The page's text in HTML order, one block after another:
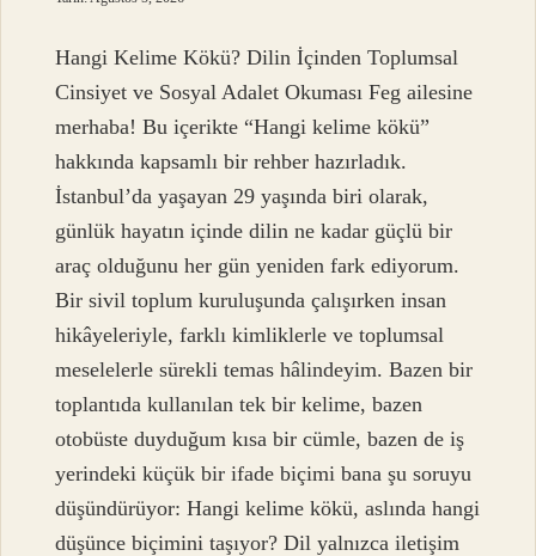
Hangi Kelime Kökü? Dilin İçinden Toplumsal
Cinsiyet ve Sosyal Adalet Okuması Feg ailesine
merhaba! Bu içerikte “Hangi kelime kökü”
hakkında kapsamlı bir rehber hazırladık.
İstanbul’da yaşayan 29 yaşında biri olarak,
günlük hayatın içinde dilin ne kadar güçlü bir
araç olduğunu her gün yeniden fark ediyorum.
Bir sivil toplum kuruluşunda çalışırken insan
hikâyeleriyle, farklı kimliklerle ve toplumsal
meselelerle sürekli temas hâlindeyim. Bazen bir
toplantıda kullanılan tek bir kelime, bazen
otobüste duyduğum kısa bir cümle, bazen de iş
yerindeki küçük bir ifade biçimi bana şu soruyu
düşündürüyor: Hangi kelime kökü, aslında hangi
düşünce biçimini taşıyor? Dil yalnızca iletişim